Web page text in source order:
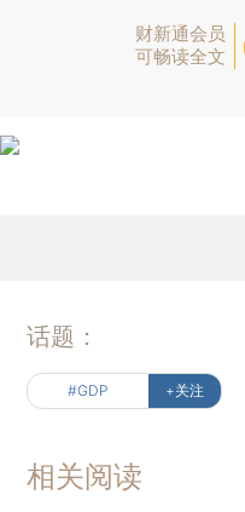
财新通会员
可畅读全文
话题：
#GDP +关注
相关阅读